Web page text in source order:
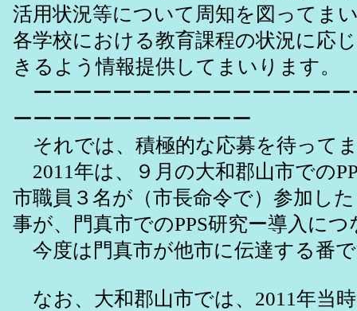
活用状況等について周知を図ってま
各学校における教育課程の状況に応
きるよう情報提供してまいります。
ーーーーーーーーーーーーーーーー
ーーーーーーーーーーーー
それでは、積極的な応募を待って
2011年は、９月の大和郡山市での
市職員３名が（市長命令で）参加した
事が、門真市でのPPS研究ー導入に
今度は門真市が他市に伝達する番
なお、大和郡山市では、2011年当